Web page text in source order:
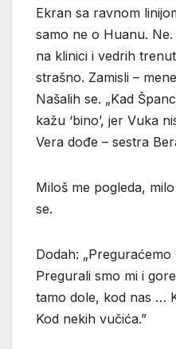
Ekran sa ravnom
samo ne o Huanu.
na klinici i vedrih
strašno. Zamisli –
Našalih se. „Kad
kažu ‘bino’, jer Vuka
Vera dođe – sestra
Miloš me pogleda,
se.
Dodah:
Pregurali smo mi i
tamo dole, kod nas …
Kod nekih vučića.”